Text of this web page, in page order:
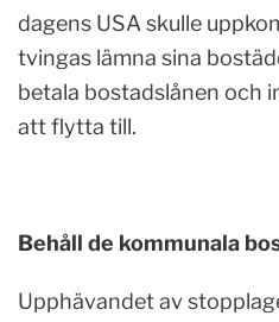
dagens USA skulle
tvingas lämna sina
betala bostadslånen och
att flytta till.
Behåll de kommunala
Upphävandet av